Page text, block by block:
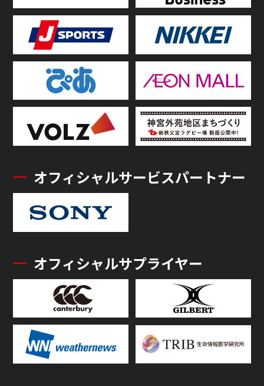
オフィシャルサービスパートナー
オフィシャルサプライヤー